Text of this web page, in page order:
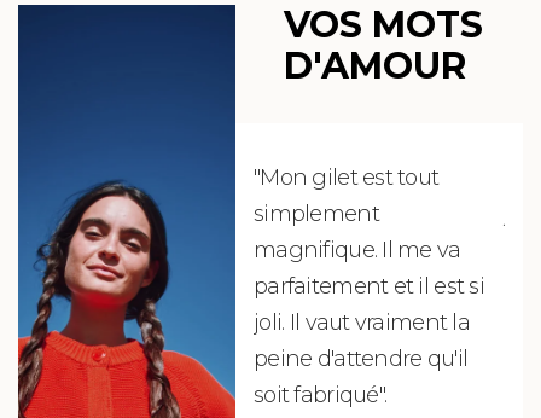
VOS MOTS
D'AMOUR
"Mon gilet est tout
simplement
magnifique. Il me va
parfaitement et il est si
joli. Il vaut vraiment la
peine d'attendre qu'il
soit fabriqué".